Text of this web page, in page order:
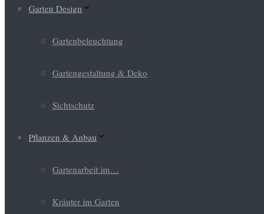
Garten Design
Gartenbeleuchtung
Gartengestaltung & Deko
Sichtschutz
Pflanzen & Anbau
Gartenarbeit im…
Kräuter im Garten